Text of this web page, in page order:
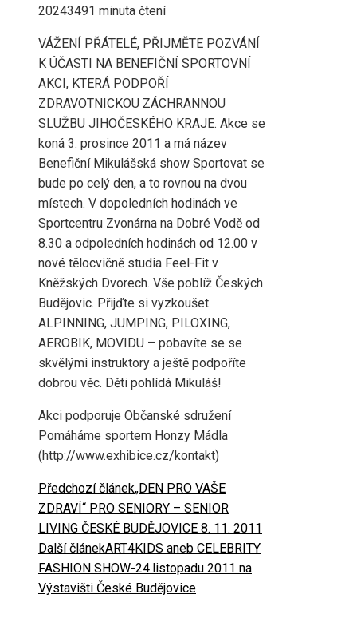
20243491 minuta čtení
VÁŽENÍ PŘÁTELÉ, PŘIJMĚTE POZVÁNÍ
K ÚČASTI NA BENEFIČNÍ SPORTOVNÍ
AKCI, KTERÁ PODPOŘÍ
ZDRAVOTNICKOU ZÁCHRANNOU
SLUŽBU JIHOČESKÉHO KRAJE. Akce se
koná 3. prosince 2011 a má název
Benefiční Mikulášská show Sportovat se
bude po celý den, a to rovnou na dvou
místech. V dopoledních hodinách ve
Sportcentru Zvonárna na Dobré Vodě od
8.30 a odpoledních hodinách od 12.00 v
nové tělocvičně studia Feel-Fit v
Kněžských Dvorech. Vše poblíž Českých
Budějovic. Přijďte si vyzkoušet
ALPINNING, JUMPING, PILOXING,
AEROBIK, MOVIDU – pobavíte se se
skvělými instruktory a ještě podpoříte
dobrou věc. Děti pohlídá Mikuláš!
Akci podporuje Občanské sdružení
Pomáháme sportem Honzy Mádla
(http://www.exhibice.cz/kontakt)
Předchozí článek„DEN PRO VAŠE
ZDRAVÍ“ PRO SENIORY – SENIOR
LIVING ČESKÉ BUDĚJOVICE 8. 11. 2011
Další článekART4KIDS aneb CELEBRITY
FASHION SHOW-24.listopadu 2011 na
Výstavišti České Budějovice